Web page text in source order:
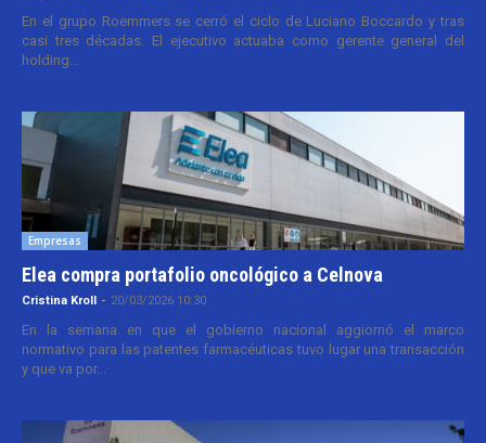
En el grupo Roemmers se cerró el ciclo de Luciano Boccardo y tras
casi tres décadas. El ejecutivo actuaba como gerente general del
holding...
Empresas
Elea compra portafolio oncológico a Celnova
Cristina Kroll - 20/03/2026 10:30
En la semana en que el gobierno nacional aggiornó el marco
normativo para las patentes farmacéuticas tuvo lugar una transacción
y que va por...